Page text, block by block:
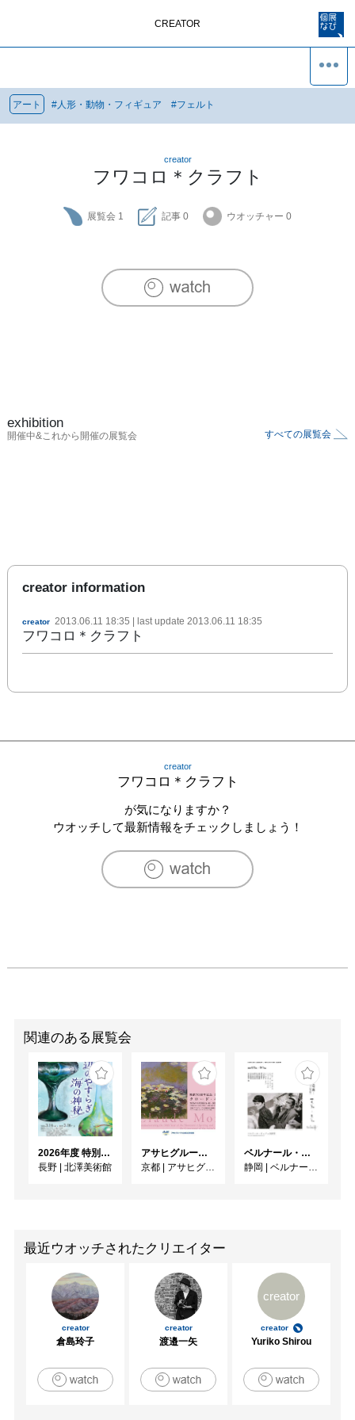
CREATOR
アート # 人形・動物・フィギュア #フェルト
creator
フワコロ＊クラフト
展覧会 1 記事 0 ウオッチャー 0
exhibition
開催中&これから開催の展覧会 すべての展覧会
creator information
creator 2013.06.11 18:35 | last update 2013.06.11 18:35
フワコロ＊クラフト
creator
フワコロ＊クラフト
が気になりますか？
ウオッチして最新情報をチェックしましょう！
関連のある展覧会
2026年度 特別展「ガレとドーム、アール･ヌーヴォーのガラス 水辺のやすらぎ、海の神秘」
長野 | 北澤美術館
アサヒグループ大山崎山荘美術館 開館30周年記念展「没後100年 クロード・モネ」
京都 | アサヒグループ大山崎山荘美術館
ベルナール・ビュフェと写真 ーカメラがとらえたビュフェとその時代、そして21 世紀へ
静岡 | ベルナール・ビュフェ美術館
最近ウオッチされたクリエイター
creator
倉島玲子
creator
渡邉一矢
creator
creator
Yuriko Shirou